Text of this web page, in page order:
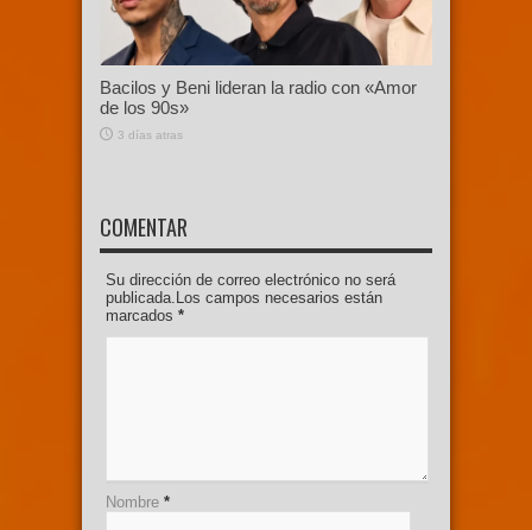
Bacilos y Beni lideran la radio con «Amor
de los 90s»
3 días atras
COMENTAR
Su dirección de correo electrónico no será
publicada.Los campos necesarios están
marcados *
Nombre *